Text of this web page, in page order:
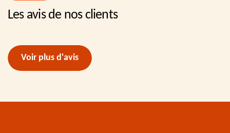
Les avis de nos clients
Voir plus d'avis